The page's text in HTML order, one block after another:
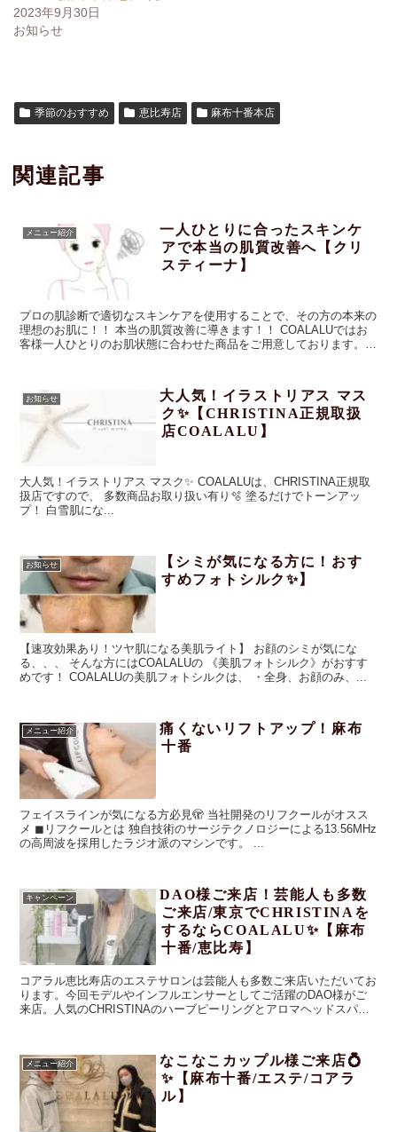
2023年9月30日
お知らせ
季節のおすすめ 恵比寿店 麻布十番本店
関連記事
メニュー紹介
一人ひとりに合ったスキンケ
アで本当の肌質改善へ【クリ
スティーナ】
プロの肌診断で適切なスキンケアを使用することで、その方の本来の
理想のお肌に！！ 本当の肌質改善に導きます！！ COALALUではお
客様一人ひとりのお肌状態に合わせた商品をご用意しております。カ
本当に必要なスキンケアアイテムをご紹介しております。一人ひとり
のお客様に最善なホームケアをご用意してお待ちしております。
お知らせ
大人気！イラストリアス マス
ク✨【CHRISTINA正規取扱
店COALALU】
大人気！イラストリアス マスク✨ COALALUは、CHRISTINA正規取
扱店ですので、 多数商品お取り扱い有り🫧 塗るだけでトーンアッ
プ！ 白雪肌にな...
お知らせ
【シミが気になる方に！おす
すめフォトシルク✨】
【速攻効果あり！ツヤ肌になる美肌ライト】 お顔のシミが気にな
る、、、 そんな方にはCOALALUの 《美肌フォトシルク》がおすす
めです！ COALALUの美肌フォトシルクは、 ・全身、お顔のみ、...
メニュー紹介
痛くないリフトアップ！麻布
十番
フェイスラインが気になる方必見🫣 当社開発のリフクールがオスス
メ ◼︎リフクールとは 独自技術のサージテクノロジーによる13.56MHz
キャンペーン
DAO様ご来店！芸能人も多数
ご来店/東京でCHRISTINAを
するならCOALALU✨【麻布
十番/恵比寿】
コアラル恵比寿店のエステサロンは芸能人も多数ご来店いただいてお
ります。今回モデルやインフルエンサーとしてご活躍のDAO様がご
来店。人気のCHRISTINAのハーブピーリングとアロマヘッドスパと
メニュー紹介
なこなこカップル様ご来店💍
✨【麻布十番/エステ/コアラ
ル】